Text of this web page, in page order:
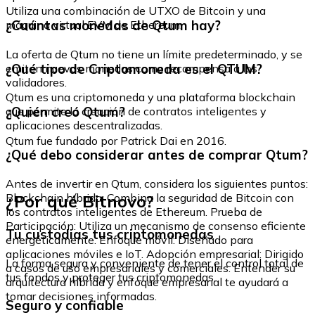
Utiliza una combinación de UTXO de Bitcoin y una
máquina virtual EVM de Ethereum.
¿Cuántas monedas de Qtum hay?
La oferta de Qtum no tiene un límite predeterminado, y se
emiten nuevas monedas como recompensa a los
validadores.
¿Qué tipo de Criptomoneda es el QTUM?
Qtum es una criptomoneda y una plataforma blockchain
que permite la creación de contratos inteligentes y
aplicaciones descentralizadas.
¿Quién creó Qtum?
Qtum fue fundado por Patrick Dai en 2016.
¿Qué debo considerar antes de comprar Qtum?
Antes de invertir en Qtum, considera los siguientes puntos:
Blockchain híbrida: Combina la seguridad de Bitcoin con
los contratos inteligentes de Ethereum. Prueba de
Participación: Utiliza un mecanismo de consenso eficiente
energéticamente. Enfoque móvil: Diseñado para
aplicaciones móviles e IoT. Adopción empresarial: Dirigido
a casos de uso empresariales y comerciales. Entender su
arquitectura híbrida y enfoque empresarial te ayudará a
tomar decisiones informadas.
¿Por qué Bitnovo?
Tu custodias tus criptomonedas
La forma segura y conveniente de tener el control total de
tus fondos y proteger tus criptomonedas.
Seguro y confiable